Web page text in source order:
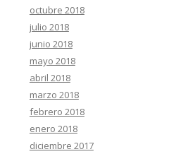
octubre 2018
julio 2018
junio 2018
mayo 2018
abril 2018
marzo 2018
febrero 2018
enero 2018
diciembre 2017